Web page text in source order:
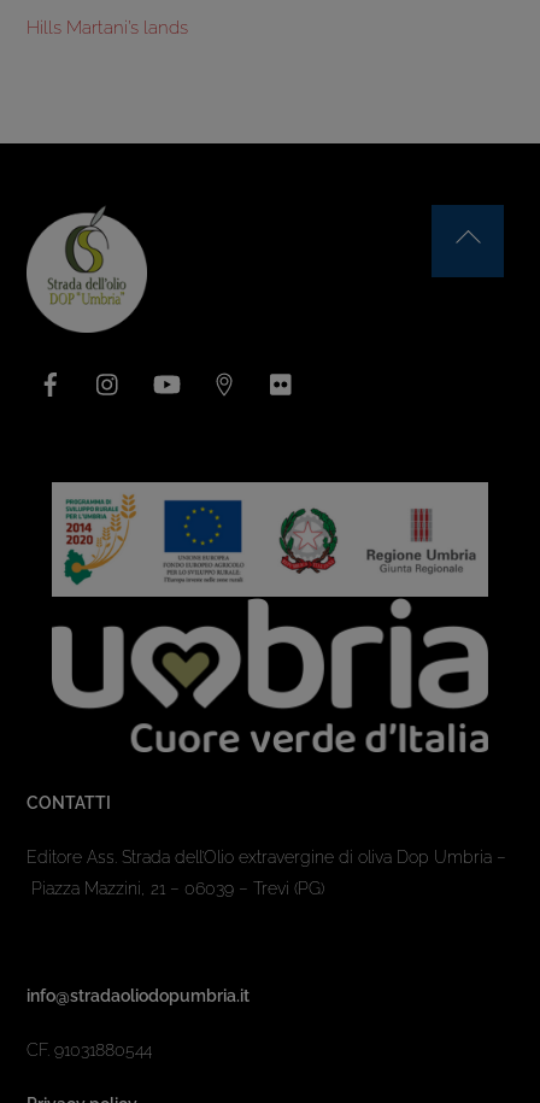
Hills Martani’s lands
YouTube
CONTATTI
Editore Ass. Strada dell’Olio extravergine di oliva Dop Umbria –
Piazza Mazzini, 21 – 06039 – Trevi (PG)
info@stradaoliodopumbria.it
CF. 91031880544